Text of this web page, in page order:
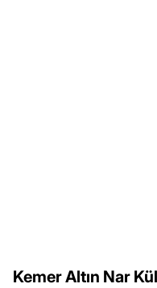
Kemer Altın Nar